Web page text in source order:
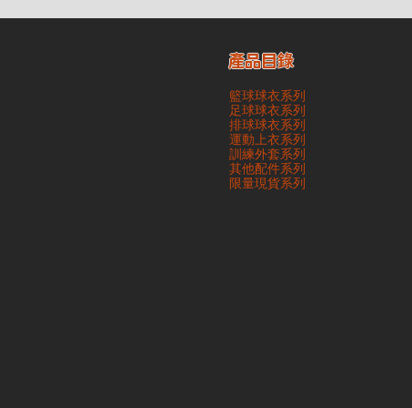
產品目錄
籃球球衣系列
足球球衣系列
排球球衣系列
運動上衣系列
訓練外套系列
其他配件系列
​限量現貨系列